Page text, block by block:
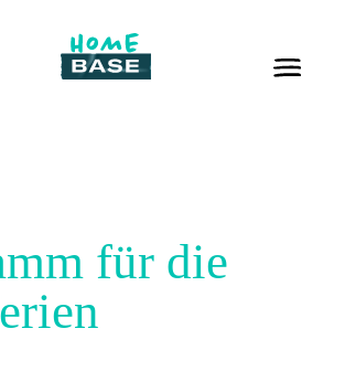
für die